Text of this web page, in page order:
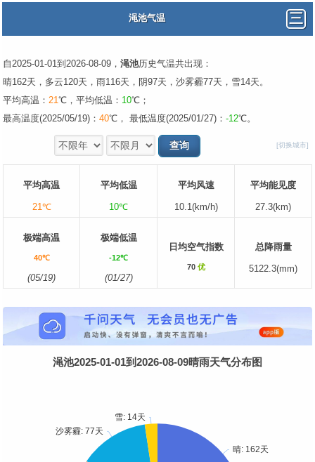
渑池气温
自2025-01-01到2026-08-09， 渑池历史气温共出现：
晴162天，多云120天，雨116天，阴97天，沙雾霾77天，雪14天。
平均高温： 21℃，平均低温： 10℃；
最高温度(2025/05/19)： 40℃， 最低温度(2025/01/27)： -12℃。
[切换城市]
平均高温
21℃
平均低温
10℃
平均风速
10.1(km/h)
平均能见度
27.3(km)
极端高温
40℃
(05/19)
极端低温
-12℃
(01/27)
日均空气指数
70 优
总降雨量
5122.3(mm)
渑池2025-01-01到2026-08-09晴雨天气分布图